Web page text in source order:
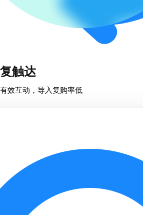
触达
效互动，导入复购率低